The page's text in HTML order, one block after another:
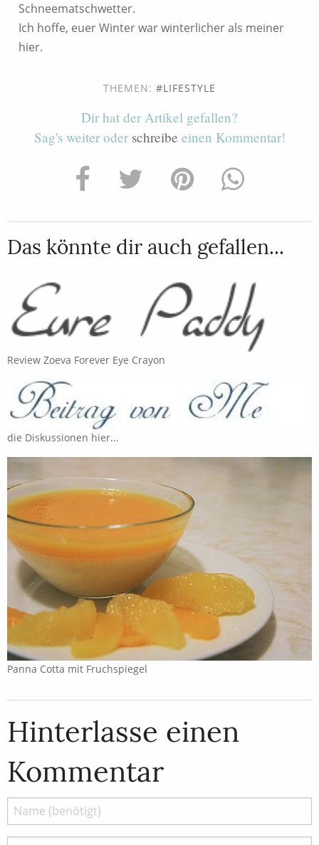
Schneematschwetter.
Ich hoffe, euer Winter war winterlicher als meiner
hier.
THEMEN: LIFESTYLE
Dir hat der Artikel gefallen?
Sag's weiter oder schreibe einen Kommentar!
Das könnte dir auch gefallen...
Review Zoeva Forever Eye Crayon
die Diskussionen hier...
Panna Cotta mit Fruchspiegel
Hinterlasse einen
Kommentar